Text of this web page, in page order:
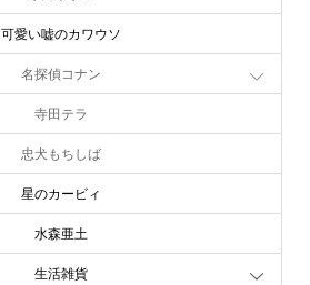
可愛い嘘のカワウソ
名探偵コナン
寺田テラ
忠犬もちしば
星のカービィ
水森亜土
生活雑貨